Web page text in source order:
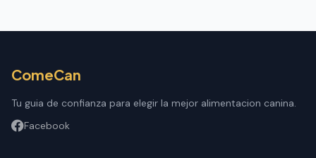
ComeCan
Tu guia de confianza para elegir la mejor alimentacion canina.
Facebook